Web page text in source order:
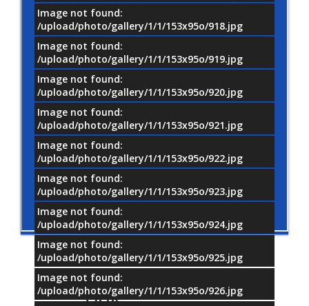
Image not found:
/upload/photo/gallery/1/1/153x95o/918.jpg
Image not found:
/upload/photo/gallery/1/1/153x95o/919.jpg
Image not found:
/upload/photo/gallery/1/1/153x95o/920.jpg
Image not found:
/upload/photo/gallery/1/1/153x95o/921.jpg
Image not found:
/upload/photo/gallery/1/1/153x95o/922.jpg
Image not found:
/upload/photo/gallery/1/1/153x95o/923.jpg
Image not found:
/upload/photo/gallery/1/1/153x95o/924.jpg
Image not found:
/upload/photo/gallery/1/1/153x95o/925.jpg
Image not found:
/upload/photo/gallery/1/1/153x95o/926.jpg
OUR